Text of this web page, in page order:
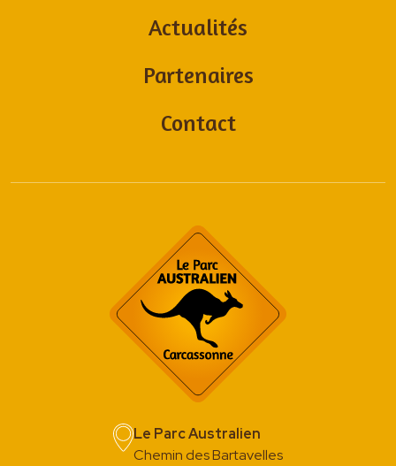
Actualités
Partenaires
Contact
Le Parc Australien
Chemin des Bartavelles